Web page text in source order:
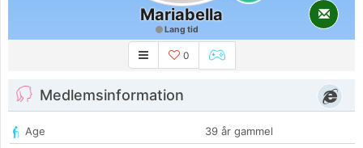
Mariabella
Lang tid
0
Medlemsinformation
Age
39 år gammel